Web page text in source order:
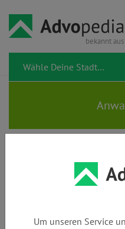
bekannt aus
Rechtsanwalt
Um unseren Service